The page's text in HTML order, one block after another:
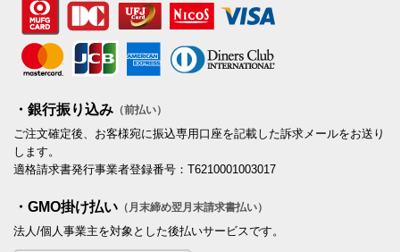
・銀行振り込み （前払い）
ご注文確定後、お客様宛に振込専用口座を記載した訴求メールをお送り
します。
適格請求書発行事業者登録番号：T6210001003017
・GMO掛け払い （月末締め翌月末請求書払い）
法人/個人事業主を対象とした後払いサービスです。